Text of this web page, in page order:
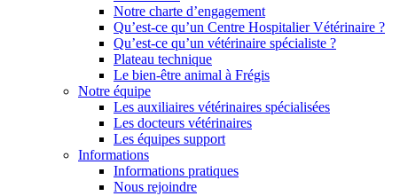
Notre charte d’engagement
Qu’est-ce qu’un Centre Hospitalier Vétérinaire ?
Qu’est-ce qu’un vétérinaire spécialiste ?
Plateau technique
Le bien-être animal à Frégis
Notre équipe
Les auxiliaires vétérinaires spécialisées
Les docteurs vétérinaires
Les équipes support
Informations
Informations pratiques
Nous rejoindre